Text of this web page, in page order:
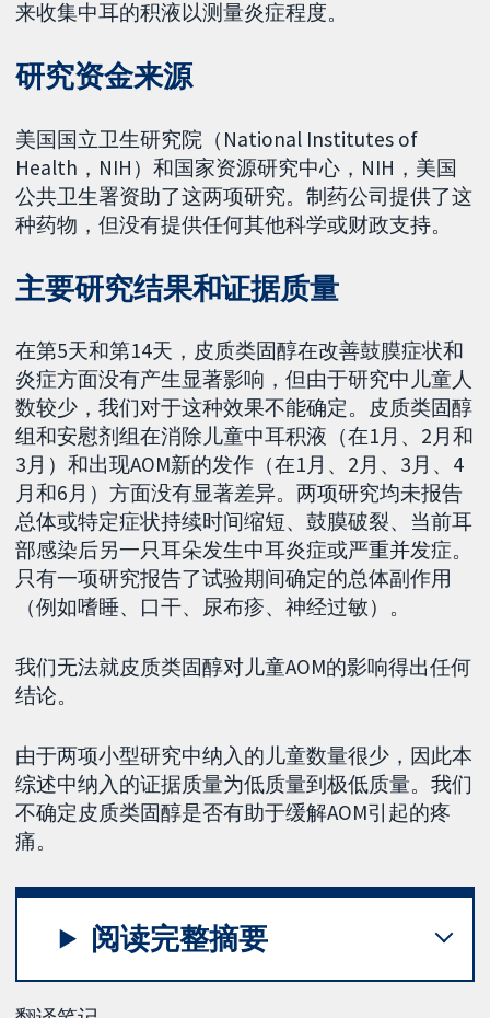
来收集中耳的积液以测量炎症程度。
研究资金来源
美国国立卫生研究院（National Institutes of
Health，NIH）和国家资源研究中心，NIH，美国
公共卫生署资助了这两项研究。制药公司提供了这
种药物，但没有提供任何其他科学或财政支持。
主要研究结果和证据质量
在第5天和第14天，皮质类固醇在改善鼓膜症状和
炎症方面没有产生显著影响，但由于研究中儿童人
数较少，我们对于这种效果不能确定。皮质类固醇
组和安慰剂组在消除儿童中耳积液（在1月、2月和
3月）和出现AOM新的发作（在1月、2月、3月、4
月和6月）方面没有显著差异。两项研究均未报告
总体或特定症状持续时间缩短、鼓膜破裂、当前耳
部感染后另一只耳朵发生中耳炎症或严重并发症。
只有一项研究报告了试验期间确定的总体副作用
（例如嗜睡、口干、尿布疹、神经过敏）。
我们无法就皮质类固醇对儿童AOM的影响得出任何
结论。
由于两项小型研究中纳入的儿童数量很少，因此本
综述中纳入的证据质量为低质量到极低质量。我们
不确定皮质类固醇是否有助于缓解AOM引起的疼
痛。
阅读完整摘要